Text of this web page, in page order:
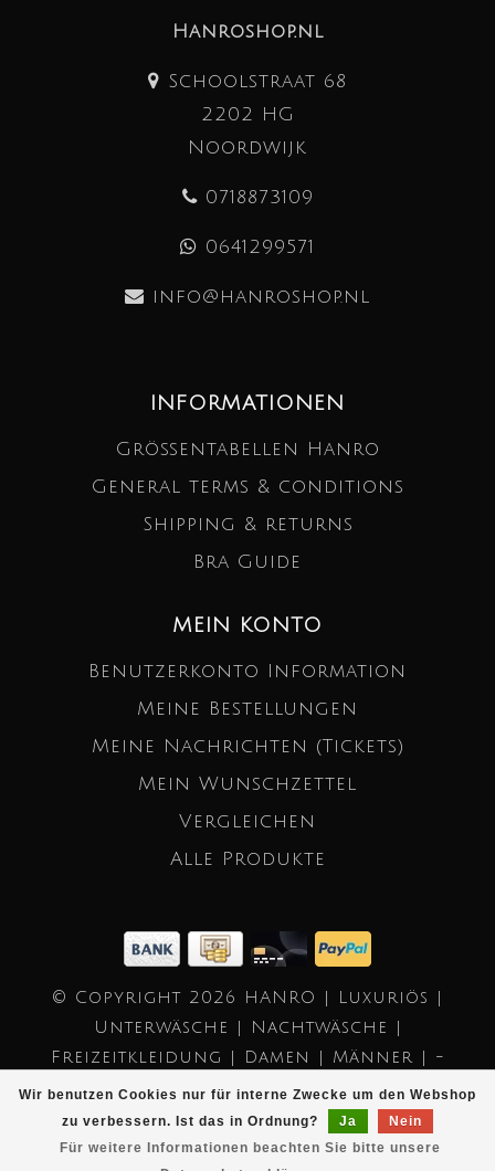
Wir benutzen Cookies nur für interne Zwecke um den Webshop
zu verbessern. Ist das in Ordnung?
Ja
Nein
Für weitere Informationen beachten Sie bitte unsere
Hanroshop.nl
Schoolstraat 68
2202 HG
Noordwijk
0718873109
0641299571
info@hanroshop.nl
INFORMATIONEN
Größentabellen Hanro
General terms & conditions
Shipping & returns
Bra Guide
MEIN KONTO
Benutzerkonto Information
Meine Bestellungen
Meine Nachrichten (Tickets)
Mein Wunschzettel
Vergleichen
Alle Produkte
© Copyright 2026 HANRO | Luxuriös |
Unterwäsche | Nachtwäsche |
Freizeitkleidung | Damen | Männer | -
Powered by
Lightspeed
- Theme by
Dyvelopment